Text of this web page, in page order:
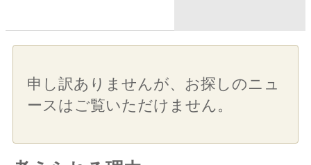
申し訳ありませんが、お探しのニュ
ースはご覧いただけません。